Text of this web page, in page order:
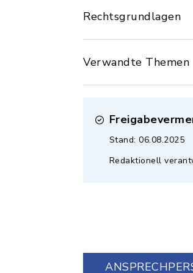
Rechtsgrundlagen
Verwandte Themen
Stand: 06.08.2025
Redaktionell